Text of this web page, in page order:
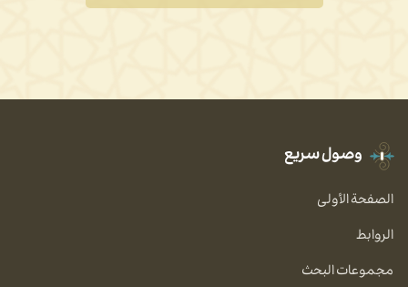
وصول سريع
الصفحة الأولى
الروابط
مجموعات البحث